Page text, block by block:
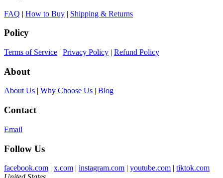
FAQ | How to Buy | Shipping & Returns
Policy
Terms of Service | Privacy Policy | Refund Policy
About
About Us | Why Choose Us | Blog
Contact
Email
Follow Us
facebook.com | x.com | instagram.com | youtube.com | tiktok.com